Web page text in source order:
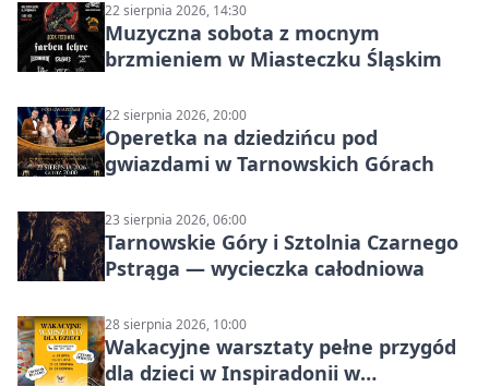
22 sierpnia 2026, 14:30
Muzyczna sobota z mocnym
brzmieniem w Miasteczku Śląskim
22 sierpnia 2026, 20:00
Operetka na dziedzińcu pod
gwiazdami w Tarnowskich Górach
23 sierpnia 2026, 06:00
Tarnowskie Góry i Sztolnia Czarnego
Pstrąga — wycieczka całodniowa
28 sierpnia 2026, 10:00
Wakacyjne warsztaty pełne przygód
dla dzieci w Inspiradonii w